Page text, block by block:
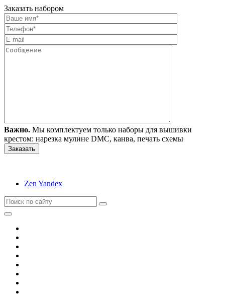
Заказать набором
Важно. Мы комплектуем только наборы для вышивки
крестом: нарезка мулине DMC, канва, печать схемы
Zen Yandex